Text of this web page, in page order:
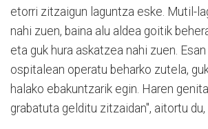
etorri zitzaigun laguntza eske. Mutil-
nahi zuen, baina alu aldea goitik
eta guk hura askatzea nahi zuen.
ospitalean operatu beharko zutela,
halako ebakuntzarik egin. Haren
grabatuta gelditu zitzaidan", aitortu du,